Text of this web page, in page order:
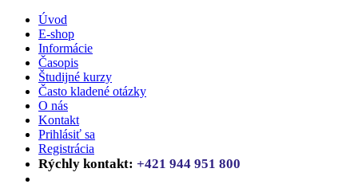
Úvod
E-shop
Informácie
Časopis
Študijné kurzy
Často kladené otázky
O nás
Kontakt
Prihlásiť sa
Registrácia
Rýchly kontakt: +421 944 951 800